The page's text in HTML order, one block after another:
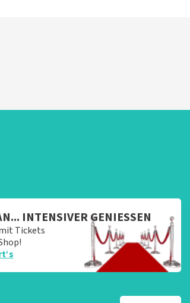
INTENSIVER GENIESSEN
Tickets